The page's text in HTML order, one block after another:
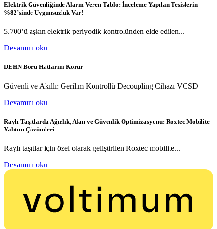
Elektrik Güvenliğinde Alarm Veren Tablo: İnceleme Yapılan Tesislerin
%82’sinde Uygunsuzluk Var!
5.700’ü aşkın elektrik periyodik kontrolünden elde edilen...
Devamını oku
DEHN Boru Hatlarını Korur
Güvenli ve Akıllı: Gerilim Kontrollü Decoupling Cihazı VCSD
Devamını oku
Raylı Taşıtlarda Ağırlık, Alan ve Güvenlik Optimizasyonu: Roxtec Mobilite
Yalıtım Çözümleri
Raylı taşıtlar için özel olarak geliştirilen Roxtec mobilite...
Devamını oku